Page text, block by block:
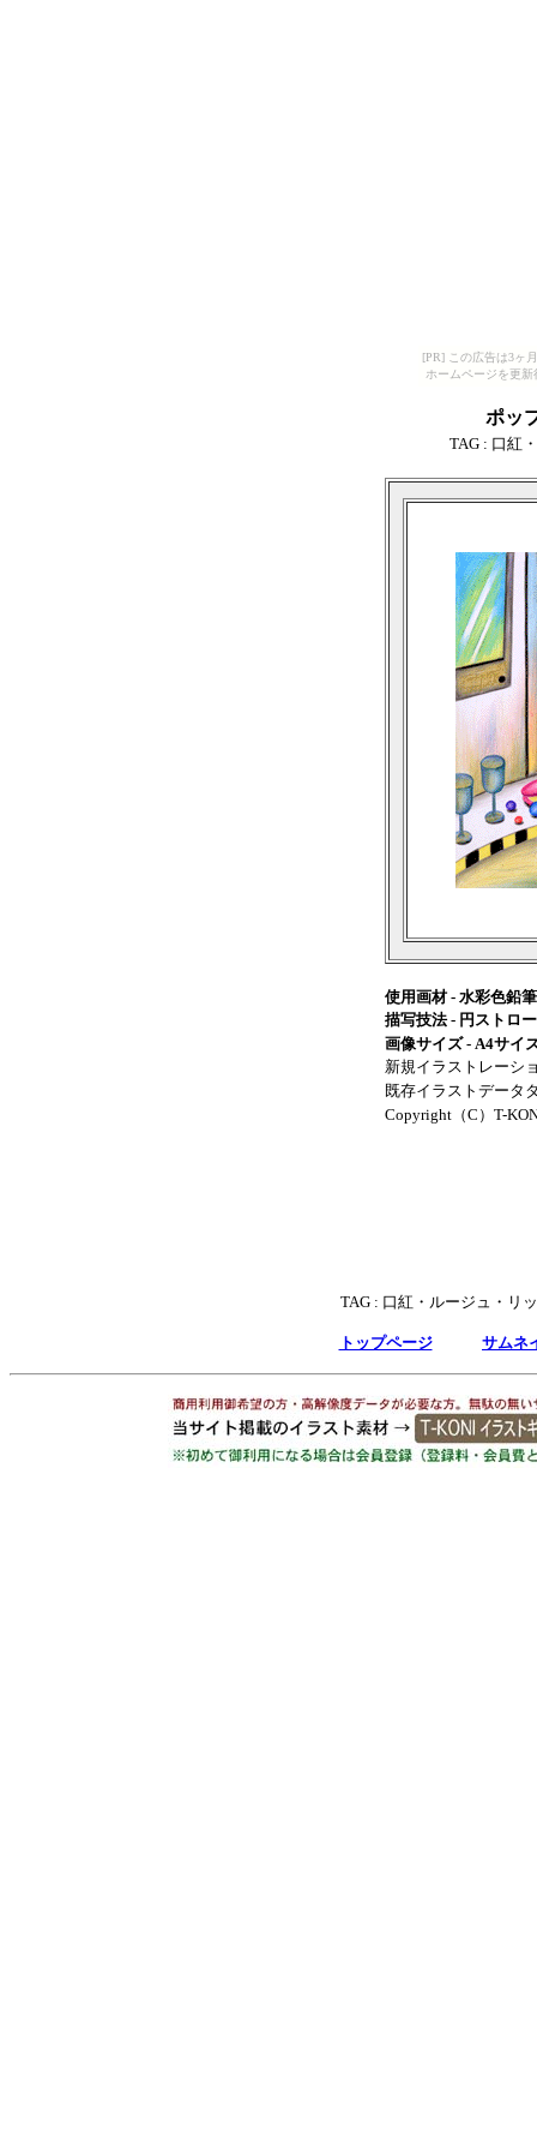
[PR] この広告は3ヶ
ホームページを更
ポッ
TAG : 口紅
使用画材 - 水彩色鉛
描写技法 - 円ストロ
画像サイズ - A4サイ
新規イラストレーシ
既存イラストデータ
Copyright（C）T-
TAG : 口紅・ルージュ・リ
トップページ サムネ